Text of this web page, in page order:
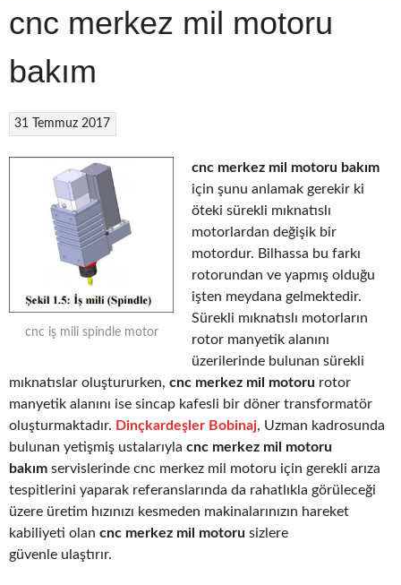
cnc merkez mil motoru
bakım
31 Temmuz 2017
cnc iş mili spindle motor
cnc merkez mil motoru bakım
için şunu anlamak gerekir ki
öteki sürekli mıknatıslı
motorlardan değişik bir
motordur. Bilhassa bu farkı
rotorundan ve yapmış olduğu
işten meydana gelmektedir.
Sürekli mıknatıslı motorların
rotor manyetik alanını
üzerilerinde bulunan sürekli
mıknatıslar oluştururken, cnc merkez mil motoru rotor
manyetik alanını ise sincap kafesli bir döner transformatör
oluşturmaktadır. Dinçkardeşler Bobinaj, Uzman kadrosunda
bulunan yetişmiş ustalarıyla cnc merkez mil motoru
bakım servislerinde cnc merkez mil motoru için gerekli arıza
tespitlerini yaparak referanslarında da rahatlıkla görüleceği
üzere üretim hızınızı kesmeden makinalarınızın hareket
kabiliyeti olan cnc merkez mil motoru sizlere
güvenle ulaştırır.